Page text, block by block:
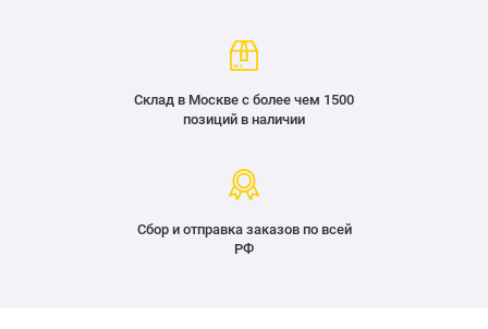
Склад в Москве с более чем 1500
позиций в наличии
Сбор и отправка заказов по всей
РФ